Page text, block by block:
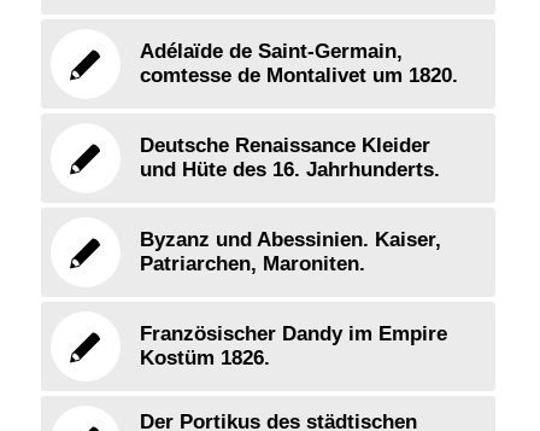
Adélaïde de Saint-Germain,
comtesse de Montalivet um 1820.
Deutsche Renaissance Kleider
und Hüte des 16. Jahrhunderts.
Byzanz und Abessinien. Kaiser,
Patriarchen, Maroniten.
Französischer Dandy im Empire
Kostüm 1826.
Der Portikus des städtischen